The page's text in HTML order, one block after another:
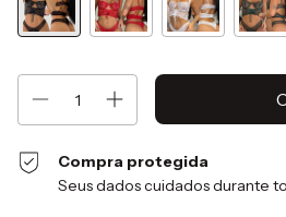
Compra protegida
Seus dados cuidados durante